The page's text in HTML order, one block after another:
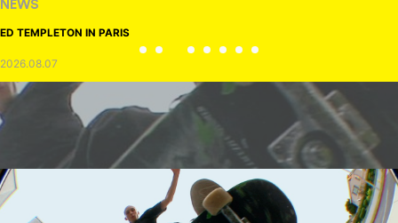
NEWS
ED TEMPLETON IN PARIS
2026.08.07